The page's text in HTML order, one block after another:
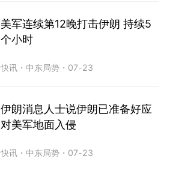
美军连续第12晚打击伊朗 持续5
个小时
快讯 ・ 中东局势 ・ 07-23
伊朗消息人士说伊朗已准备好应
对美军地面入侵
快讯 ・ 中东局势 ・ 07-23